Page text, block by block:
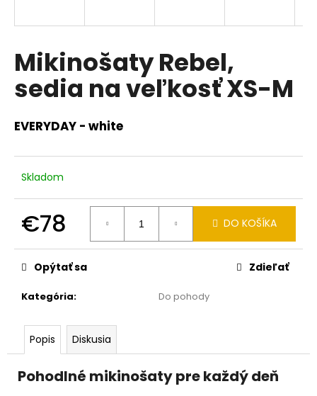
Mikinošaty Rebel,
sedia na veľkosť XS-M
EVERYDAY - white
Skladom
€78
cena:
DO KOŠÍKA
Kategória: Do pohody
Opýtať sa Zdieľať
Popis Diskusia
Pohodlné mikinošaty pre každý deň
s
ť
?
O
o
ú
m
e